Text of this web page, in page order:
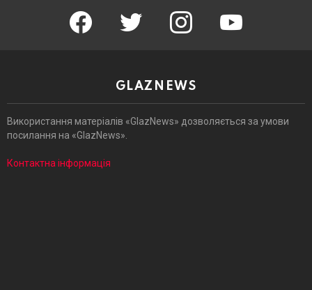
facebook twitter instagram
GLAZNEWS
Використання матеріалів «GlazNews» дозволяється за умови
посилання на «GlazNews».
Контактна інформація